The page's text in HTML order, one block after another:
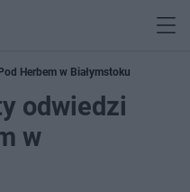
Herbem w Białymstoku
odwiedzi
w